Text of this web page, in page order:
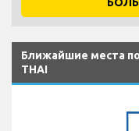
Ближайшие места
THAI